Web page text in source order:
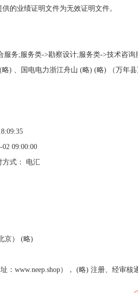
的业绩证明文件为无效证明文件。
服务;服务类->勘察设计;服务类->技术咨
) 、国电电力浙江舟山 (略) (略) （万年
09:00:00
方式： 电汇
京） (略)
：www.neep.shop）， (略) 注册、经审